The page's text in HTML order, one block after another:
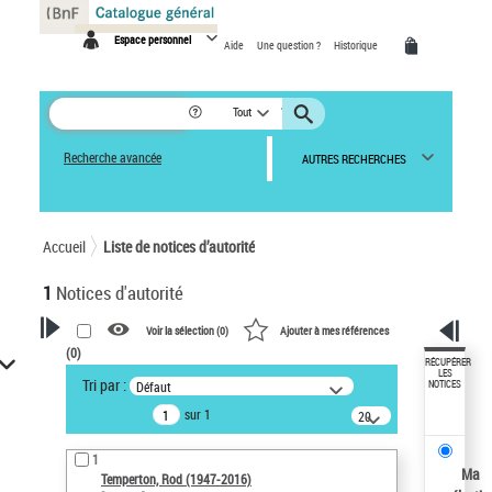
Espace personnel Aide Une question ? Historique
Tout
Recherche avancée AUTRES RECHERCHES
Accueil Liste de notices d’autorité
1 Notices d'autorité
VOTRE RECHERCHE
Recherche avancée dans les
notices d’autorité
Œuvres liées à l'auteur :
Temperton, Rod (1947-2016)
Voir la sélection (0) Ajouter à mes références
(0)
Tri par : Défaut
sur 1
20
résultats/page
1
Temperton, Rod (1947-2016)
RÉCUPÉRER
LES
NOTICES
Ma
Panneau de gestion des cookies